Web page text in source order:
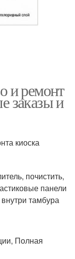
и ремонт
заказы и
киоска
почистить,
панели
тамбура
Полная